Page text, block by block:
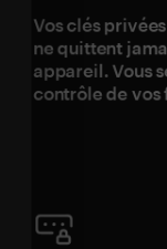
Vos clés
ne quittent
appareil. Vous
contrôle de vos